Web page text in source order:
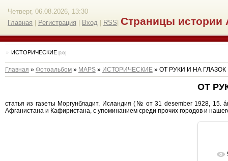
Четверг, 06.08.2026, 13:30
Главная
Регистрация Вход RSS Страницы истории
ИСТОРИЧЕСКИЕ [55]
Главная » Фотоальбом» MAPS» ИСТОРИЧЕСКИЕ» ОТ РУКИ И НА ГЛАЗОК
ОТ
статья из газеты Моргунбладит, Исландия (№ от 31 desember 1928, 15.
Афганистана и Кафиристана, с упоминанием среди прочих городов и